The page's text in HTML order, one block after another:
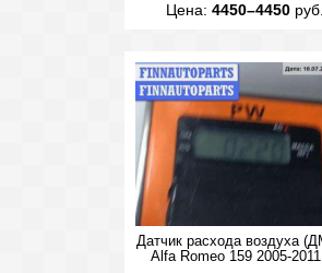
Цена: 4450–4450руб.
Датчик расхода воздуха
Alfa Romeo 159 2005-2011